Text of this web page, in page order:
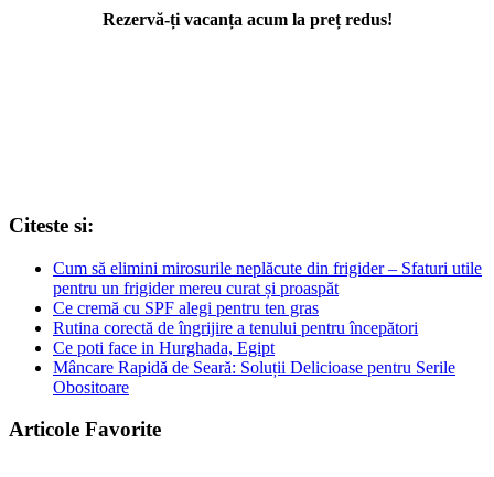
Rezervă-ți vacanța acum la preț redus!
Citeste si:
Cum să elimini mirosurile neplăcute din frigider – Sfaturi utile
pentru un frigider mereu curat și proaspăt
Ce cremă cu SPF alegi pentru ten gras
Rutina corectă de îngrijire a tenului pentru începători
Ce poti face in Hurghada, Egipt
Mâncare Rapidă de Seară: Soluții Delicioase pentru Serile
Obositoare
Articole Favorite